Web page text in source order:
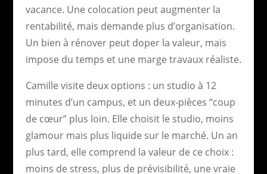
vacance. Une colocation peut augmenter la
rentabilité, mais demande plus d’organisation.
Un bien à rénover peut doper la valeur, mais
impose du temps et une marge travaux réaliste.
Camille visite deux options : un studio à 12
minutes d’un campus, et un deux-pièces “coup
de cœur” plus loin. Elle choisit le studio, moins
glamour mais plus liquide sur le marché. Un an
plus tard, elle comprend la valeur de ce choix :
moins de stress, plus de prévisibilité, une vraie